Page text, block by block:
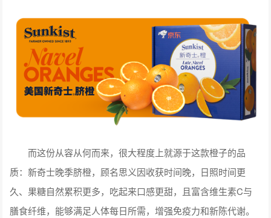
而这份从容从何而来，很大程度上就源于这款橙子的品
质：新奇士晚季脐橙，顾名思义因收获时间晚，日照时间更
久、果糖自然累积更多，吃起来口感更甜，且富含维生素C与
膳食纤维，能够满足人体每日所需，增强免疫力和新陈代谢。